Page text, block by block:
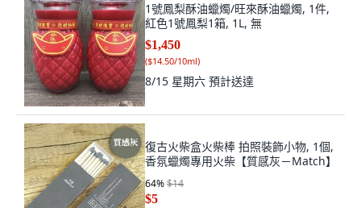
1號鳳梨酥油蠟燭/旺來酥油蠟燭, 1件,
紅色1號鳳梨1箱, 1L, 無
$1,450
($14.50/10ml)
8/15 星期六 預計送達
復古火柴盒火柴棒 拍照裝飾小物, 1個,
香氛蠟燭專用火柴【質感灰－Match】
64%$14
$5